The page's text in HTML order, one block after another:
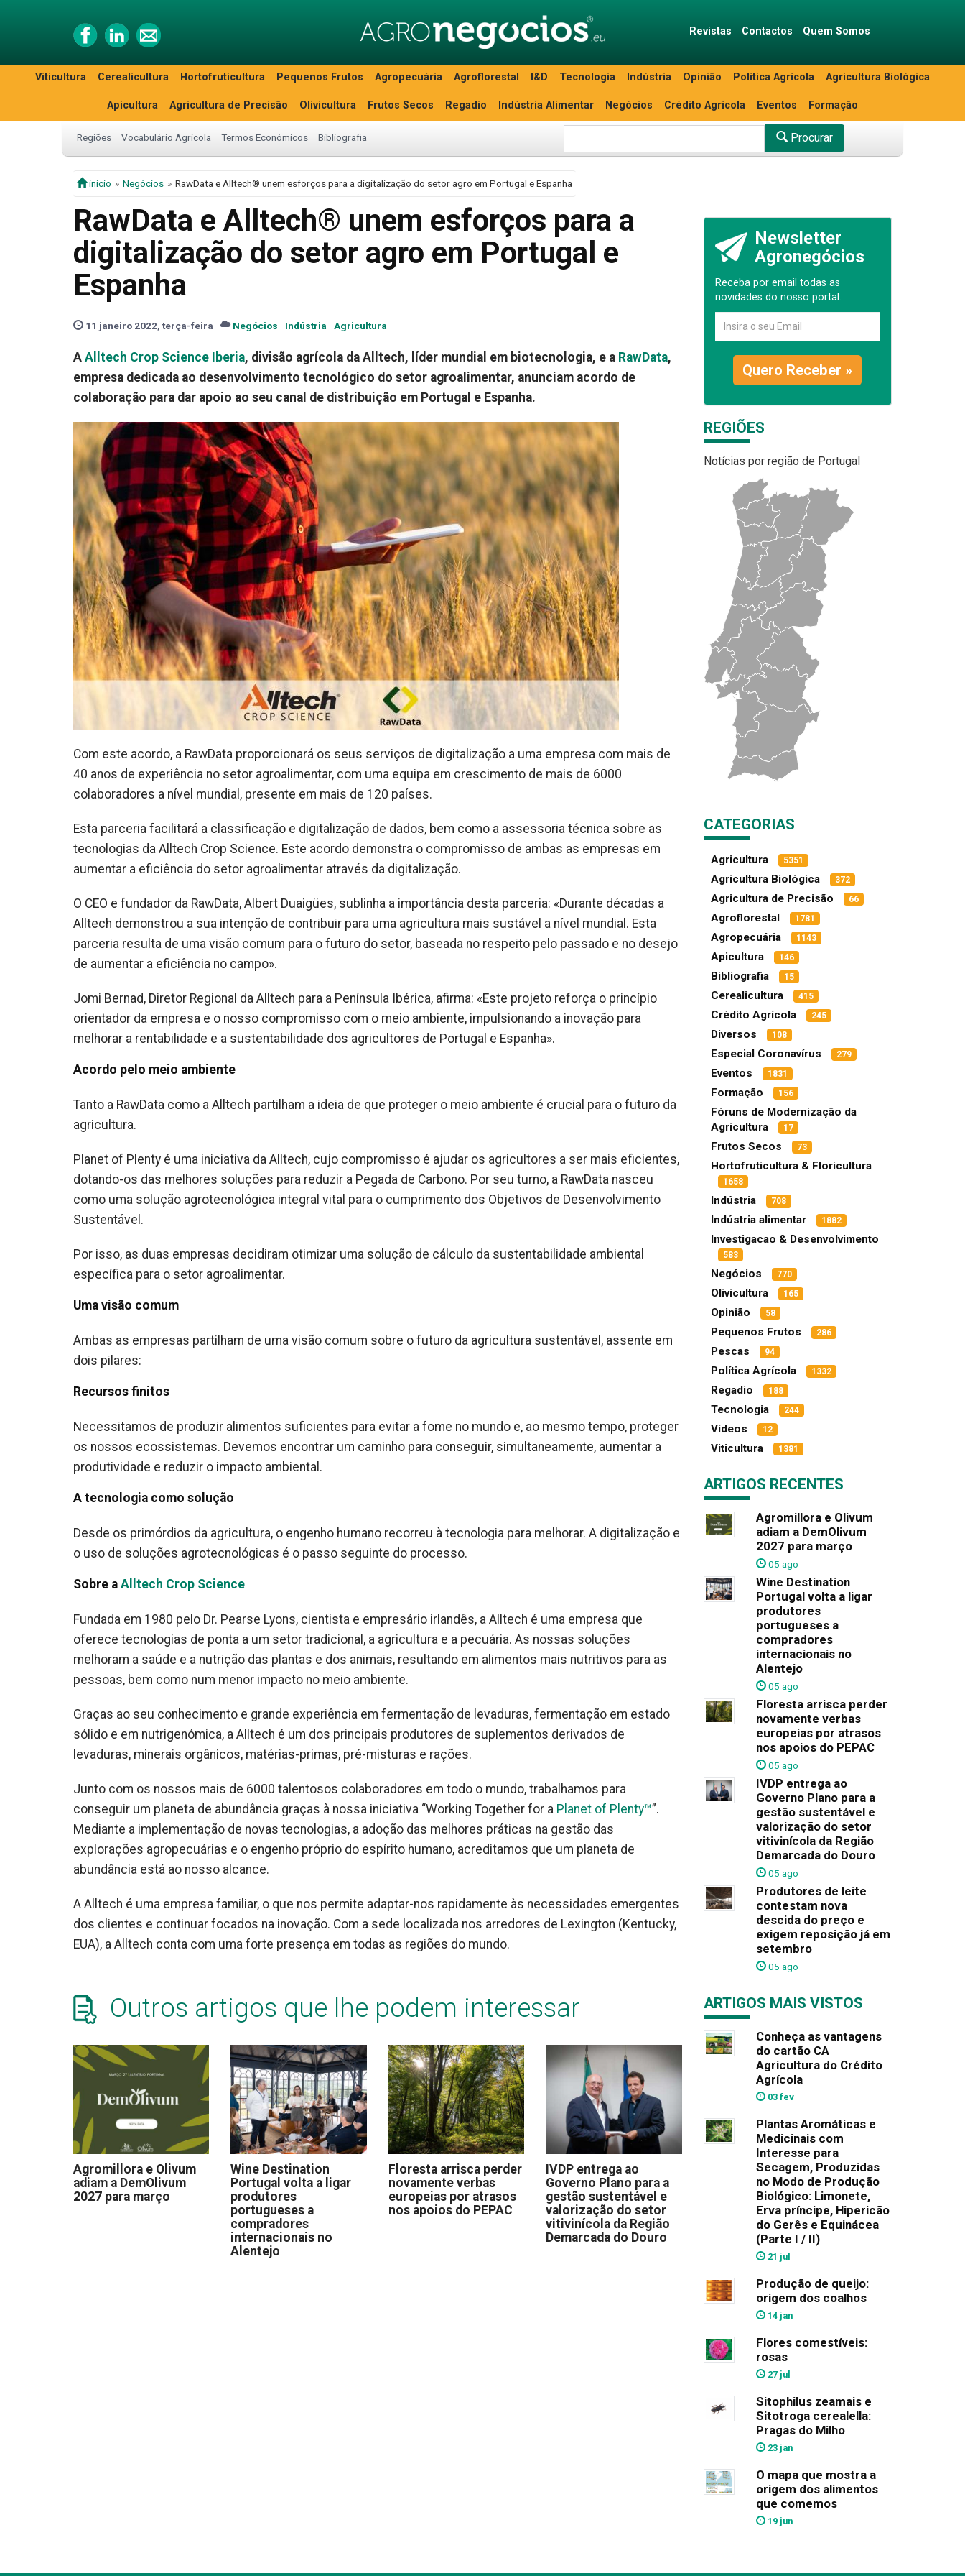
Revistas Contactos Quem Somos
Viticultura Cerealicultura Hortofruticultura Pequenos Frutos Agropecuária Agroflorestal I&D Tecnologia Indústria Opinião Política Agrícola Agricultura Biológica
Apicultura Agricultura de Precisão Olivicultura Frutos Secos Regadio Indústria Alimentar Negócios Crédito Agrícola Eventos Formação
Regiões Vocabulário Agrícola Termos Económicos Bibliografia Procurar
início Negócios RawData e Alltech® unem esforços para a digitalização do setor agro em Portugal e Espanha
RawData e Alltech® unem esforços para a
digitalização do setor agro em Portugal e
Espanha
11 janeiro 2022, terça-feira Negócios Indústria Agricultura
A Alltech Crop Science Iberia, divisão agrícola da Alltech, líder mundial em biotecnologia, e a RawData,
empresa dedicada ao desenvolvimento tecnológico do setor agroalimentar, anunciam acordo de
colaboração para dar apoio ao seu canal de distribuição em Portugal e Espanha.
Com este acordo, a RawData proporcionará os seus serviços de digitalização a uma empresa com mais de
40 anos de experiência no setor agroalimentar, com uma equipa em crescimento de mais de 6000
colaboradores a nível mundial, presente em mais de 120 países.
Esta parceria facilitará a classificação e digitalização de dados, bem como a assessoria técnica sobre as
tecnologias da Alltech Crop Science. Este acordo demonstra o compromisso de ambas as empresas em
aumentar a eficiência do setor agroalimentar através da digitalização.
O CEO e fundador da RawData, Albert Duaigües, sublinha a importância desta parceria: «Durante décadas a
Alltech demonstrou a sua intenção de contribuir para uma agricultura mais sustável a nível mundial. Esta
parceria resulta de uma visão comum para o futuro do setor, baseada no respeito pelo passado e no desejo
de aumentar a eficiência no campo».
Jomi Bernad, Diretor Regional da Alltech para a Península Ibérica, afirma: «Este projeto reforça o princípio
orientador da empresa e o nosso compromisso com o meio ambiente, impulsionando a inovação para
melhorar a rentabilidade e a sustentabilidade dos agricultores de Portugal e Espanha».
Acordo pelo meio ambiente
Tanto a RawData como a Alltech partilham a ideia de que proteger o meio ambiente é crucial para o futuro da
agricultura.
Planet of Plenty é uma iniciativa da Alltech, cujo compromisso é ajudar os agricultores a ser mais eficientes,
dotando-os das melhores soluções para reduzir a Pegada de Carbono. Por seu turno, a RawData nasceu
como uma solução agrotecnológica integral vital para o cumprimento dos Objetivos de Desenvolvimento
Sustentável.
Por isso, as duas empresas decidiram otimizar uma solução de cálculo da sustentabilidade ambiental
específica para o setor agroalimentar.
Uma visão comum
Ambas as empresas partilham de uma visão comum sobre o futuro da agricultura sustentável, assente em
dois pilares:
Recursos finitos
Necessitamos de produzir alimentos suficientes para evitar a fome no mundo e, ao mesmo tempo, proteger
os nossos ecossistemas. Devemos encontrar um caminho para conseguir, simultaneamente, aumentar a
produtividade e reduzir o impacto ambiental.
A tecnologia como solução
Desde os primórdios da agricultura, o engenho humano recorreu à tecnologia para melhorar. A digitalização e
o uso de soluções agrotecnológicas é o passo seguinte do processo.
Sobre a Alltech Crop Science
Fundada em 1980 pelo Dr. Pearse Lyons, cientista e empresário irlandês, a Alltech é uma empresa que
oferece tecnologias de ponta a um setor tradicional, a agricultura e a pecuária. As nossas soluções
melhoram a saúde e a nutrição das plantas e dos animais, resultando em alimentos mais nutritivos para as
pessoas, bem como num menor impacto no meio ambiente.
Graças ao seu conhecimento e grande experiência em fermentação de levaduras, fermentação em estado
sólido e em nutrigenómica, a Alltech é um dos principais produtores de suplementos derivados de
levaduras, minerais orgânicos, matérias-primas, pré-misturas e rações.
Junto com os nossos mais de 6000 talentosos colaboradores em todo o mundo, trabalhamos para
conseguir um planeta de abundância graças à nossa iniciativa “Working Together for a Planet of Plenty™”.
Mediante a implementação de novas tecnologias, a adoção das melhores práticas na gestão das
explorações agropecuárias e o engenho próprio do espírito humano, acreditamos que um planeta de
abundância está ao nosso alcance.
A Alltech é uma empresa familiar, o que nos permite adaptar-nos rapidamente às necessidades emergentes
dos clientes e continuar focados na inovação. Com a sede localizada nos arredores de Lexington (Kentucky,
EUA), a Alltech conta com uma forte presença em todas as regiões do mundo.
Outros artigos que lhe podem interessar
Agromillora e Olivum
adiam a DemOlivum
2027 para março
Wine Destination
Portugal volta a ligar
produtores
portugueses a
compradores
internacionais no
Alentejo
Floresta arrisca perder
novamente verbas
europeias por atrasos
nos apoios do PEPAC
IVDP entrega ao
Governo Plano para a
gestão sustentável e
valorização do setor
vitivinícola da Região
Demarcada do Douro
Newsletter
Agronegócios
Receba por email todas as
novidades do nosso portal.
Quero Receber »
REGIÕES
Notícias por região de Portugal
CATEGORIAS
Agricultura 5351
Agricultura Biológica 372
Agricultura de Precisão 66
Agroflorestal 1781
Agropecuária 1143
Apicultura 146
Bibliografia 15
Cerealicultura 415
Crédito Agrícola 245
Diversos 108
Especial Coronavírus 279
Eventos 1831
Formação 156
Fóruns de Modernização da
Agricultura
17
Frutos Secos 73
Hortofruticultura & Floricultura
1658
Indústria 708
Indústria alimentar 1882
Investigacao & Desenvolvimento
583
Negócios 770
Olivicultura 165
Opinião 58
Pequenos Frutos 286
Pescas 94
Política Agrícola 1332
Regadio 188
Tecnologia 244
Vídeos 12
Viticultura 1381
ARTIGOS RECENTES
Agromillora e Olivum
adiam a DemOlivum
2027 para março
05 ago
Wine Destination
Portugal volta a ligar
produtores
portugueses a
compradores
internacionais no
Alentejo
05 ago
Floresta arrisca perder
novamente verbas
europeias por atrasos
nos apoios do PEPAC
05 ago
IVDP entrega ao
Governo Plano para a
gestão sustentável e
valorização do setor
vitivinícola da Região
Demarcada do Douro
05 ago
Produtores de leite
contestam nova
descida do preço e
exigem reposição já em
setembro
05 ago
ARTIGOS MAIS VISTOS
Conheça as vantagens
do cartão CA
Agricultura do Crédito
Agrícola
03 fev
Plantas Aromáticas e
Medicinais com
Interesse para
Secagem, Produzidas
no Modo de Produção
Biológico: Limonete,
Erva príncipe, Hipericão
do Gerês e Equinácea
(Parte I / II)
21 jul
Produção de queijo:
origem dos coalhos
14 jan
Flores comestíveis:
rosas
27 jul
Sitophilus zeamais e
Sitotroga cerealella:
Pragas do Milho
23 jan
O mapa que mostra a
origem dos alimentos
que comemos
19 jun